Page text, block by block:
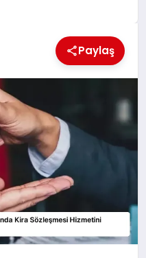
Paylaş